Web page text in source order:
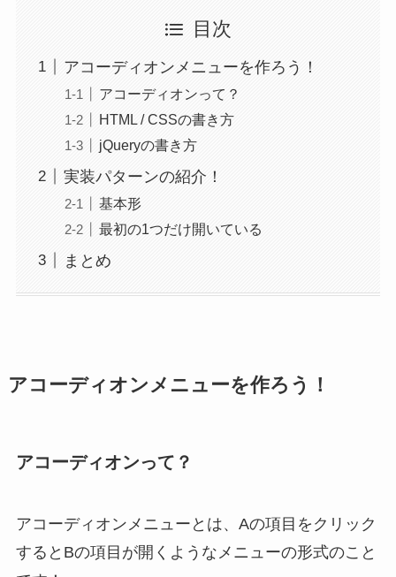
目次
アコーディオンメニューを作ろう！
アコーディオンって？
HTML / CSSの書き方
jQueryの書き方
実装パターンの紹介！
基本形
最初の1つだけ開いている
まとめ
アコーディオンメニューを作ろう！
アコーディオンって？
アコーディオンメニューとは、Aの項目をクリック
するとBの項目が開くようなメニューの形式のこと